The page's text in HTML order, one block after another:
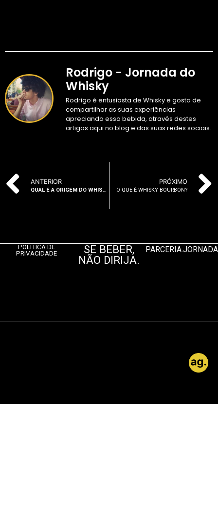
Rodrigo - Jornada do
Whisky
Rodrigo é entusiasta de Whisky e gosta de
compartilhar as suas experiências
apreciando essa bebida, através destes
artigos aqui no blog e das suas redes sociais.
ANTERIOR
QUAL É A ORIGEM DO WHISKY?
PRÓXIMO
O QUE É WHISKY BOURBON?
POLÍTICA DE
PRIVACIDADE
SE BEBER,
NÃO DIRIJA.